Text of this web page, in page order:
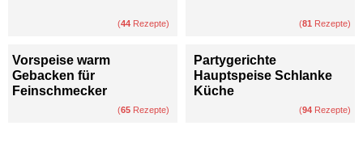
(44 Rezepte) (81 Rezepte)
Vorspeise warm
Gebacken für
Feinschmecker
(65 Rezepte)
Partygerichte
Hauptspeise Schlanke
Küche
(94 Rezepte)